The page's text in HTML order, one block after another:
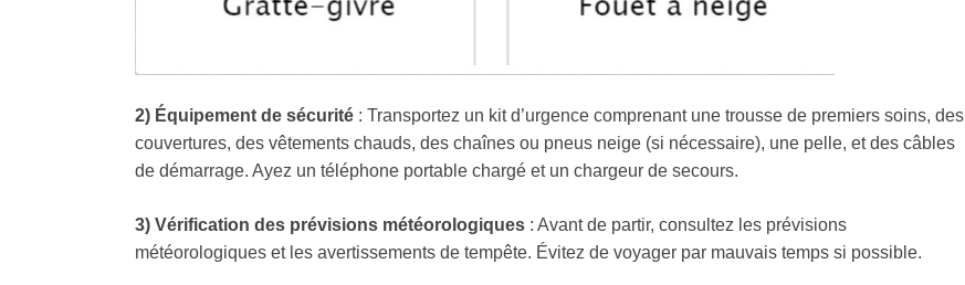
2) Équipement de sécurité : Transportez un kit d’urgence comprenant une trousse de premiers soins, des
couvertures, des vêtements chauds, des chaînes ou pneus neige (si nécessaire), une pelle, et des câbles
de démarrage. Ayez un téléphone portable chargé et un chargeur de secours.
3) Vérification des prévisions météorologiques : Avant de partir, consultez les prévisions
météorologiques et les avertissements de tempête. Évitez de voyager par mauvais temps si possible.